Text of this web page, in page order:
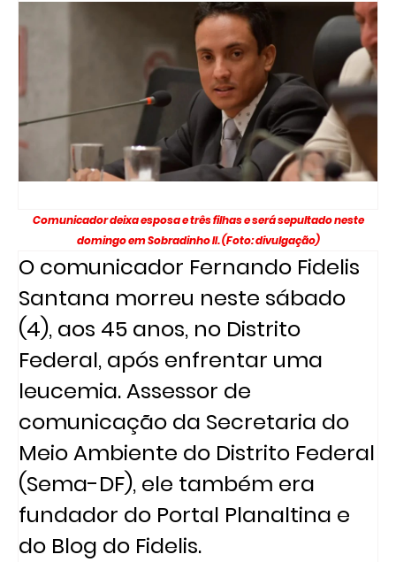
Comunicador deixa esposa e três filhas e será sepultado neste
domingo em Sobradinho II. (Foto: divulgação)
O comunicador Fernando Fidelis
Santana morreu neste sábado
(4), aos 45 anos, no Distrito
Federal, após enfrentar uma
leucemia. Assessor de
comunicação da Secretaria do
Meio Ambiente do Distrito Federal
(Sema-DF), ele também era
fundador do Portal Planaltina e
do Blog do Fidelis.